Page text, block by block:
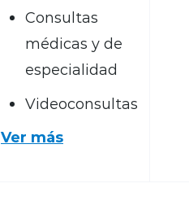
Consultas
médicas y de
especialidad
Videoconsultas
Ver más